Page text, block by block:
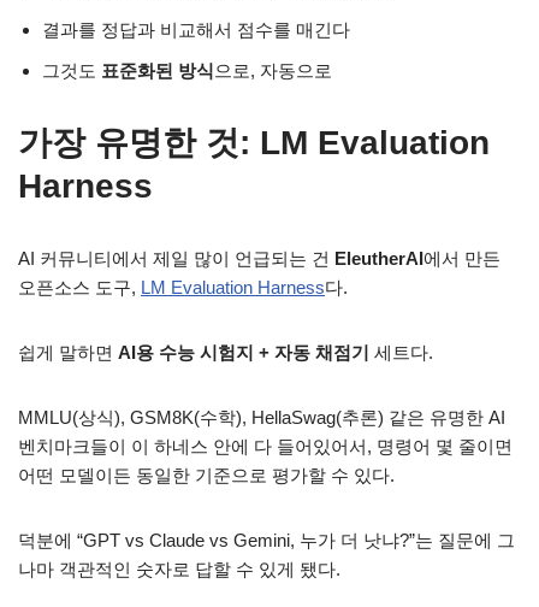
결과를 정답과 비교해서 점수를 매긴다
그것도 표준화된 방식 으로, 자동으로
가장 유명한 것: LM Evaluation
Harness
AI 커뮤니티에서 제일 많이 언급되는 건 EleutherAI에서 만든
오픈소스 도구, LM Evaluation Harness다.
쉽게 말하면 AI용 수능 시험지 + 자동 채점기 세트다.
MMLU(상식), GSM8K(수학), HellaSwag(추론) 같은 유명한 AI
벤치마크들이 이 하네스 안에 다 들어있어서, 명령어 몇 줄이면
어떤 모델이든 동일한 기준으로 평가할 수 있다.
덕분에 “GPT vs Claude vs Gemini, 누가 더 낫냐?”는 질문에 그
나마 객관적인 숫자로 답할 수 있게 됐다.